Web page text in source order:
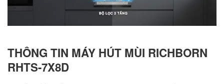
THÔNG TIN MÁY HÚT MÙI RICHBORN
RHTS-7X8D